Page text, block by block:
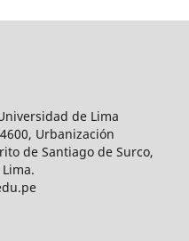
de Lima
Urbanización
de Santiago de Surco,